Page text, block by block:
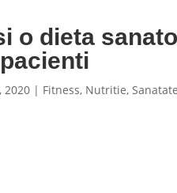
o dieta
2020 | Fitness, Nutritie, Sanatate